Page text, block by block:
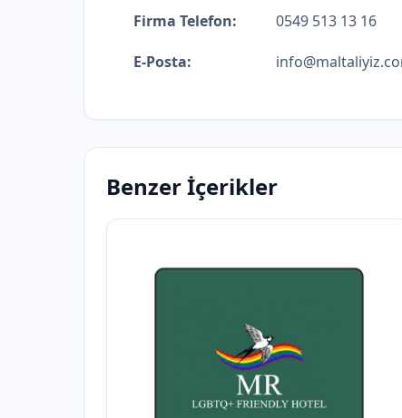
Firma Telefon: 0549 513 13 16
E-Posta:
Benzer İçerikler